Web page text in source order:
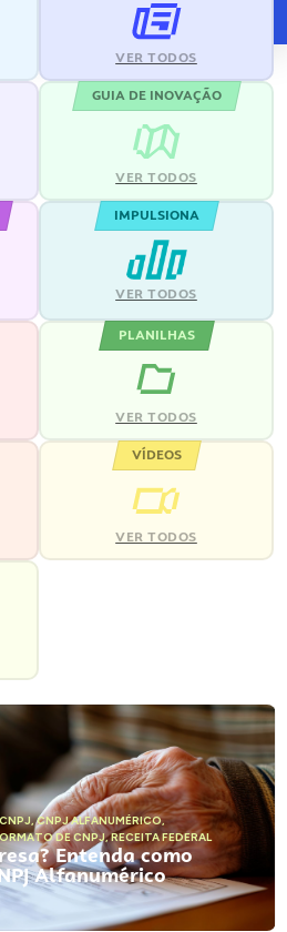
VER TODOS
GUIA DE INOVAÇÃO
VER TODOS
IMPULSIONA
VER TODOS
PLANILHAS
VER TODOS
VÍDEOS
VER TODOS
,CNPJ ALFANUMÉRICO,
DE CNPJ,RECEITA FEDERAL
Entenda como
Alfanumérico